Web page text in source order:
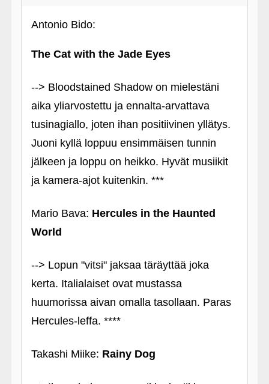
Antonio Bido:
The Cat with the Jade Eyes
--> Bloodstained Shadow on mielestäni
aika yliarvostettu ja ennalta-arvattava
tusinagiallo, joten ihan positiivinen yllätys.
Juoni kyllä loppuu ensimmäisen tunnin
jälkeen ja loppu on heikko. Hyvät musiikit
ja kamera-ajot kuitenkin. ***
Mario Bava: Hercules in the Haunted
World
--> Lopun "vitsi" jaksaa täräyttää joka
kerta. Italialaiset ovat mustassa
huumorissa aivan omalla tasollaan. Paras
Hercules-leffa. ****
Takashi Miike: Rainy Dog